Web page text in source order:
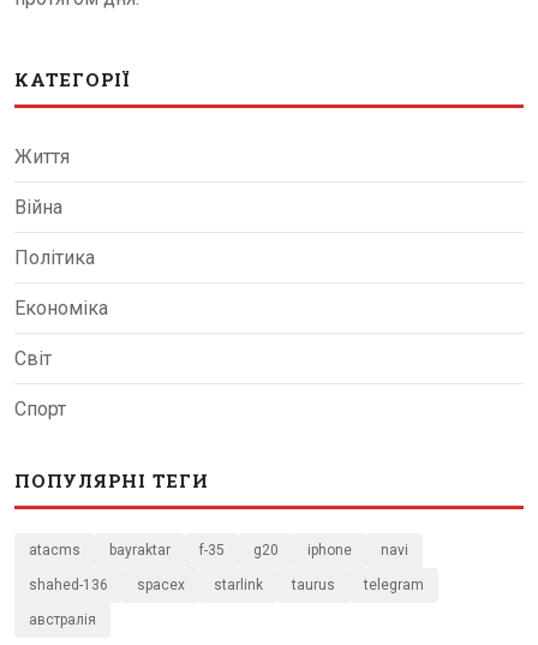
КАТЕГОРІЇ
Життя
Війна
Політика
Економіка
Світ
Спорт
ПОПУЛЯРНІ ТЕГИ
atacms bayraktar f-35 g20 iphone navi
shahed-136 spacex starlink taurus telegram
австралія